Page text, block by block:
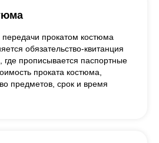
прокатом костюма
обязательство-квитанция
где прописывается паспортные
проката костюма,
предметов, срок и время